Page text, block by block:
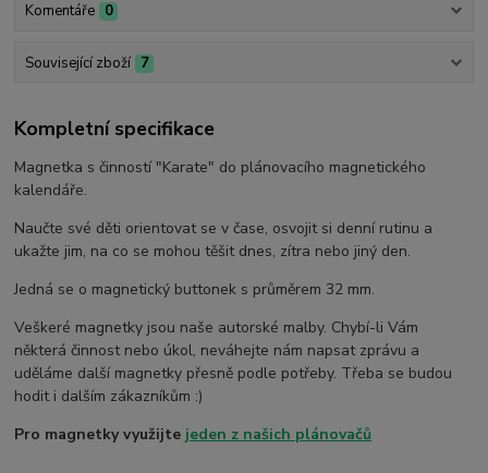
Komentáře 0
Související zboží 7
Kompletní specifikace
Magnetka s činností "Karate" do plánovacího magnetického
kalendáře.
Naučte své děti orientovat se v čase, osvojit si denní rutinu a
ukažte jim, na co se mohou těšit dnes, zítra nebo jiný den.
Jedná se o magnetický buttonek s průměrem 32 mm.
Veškeré magnetky jsou naše autorské malby. Chybí-li Vám
některá činnost nebo úkol, neváhejte nám napsat zprávu a
uděláme další magnetky přesně podle potřeby. Třeba se budou
hodit i dalším zákazníkům :)
Pro magnetky využijte jeden z našich plánovačů